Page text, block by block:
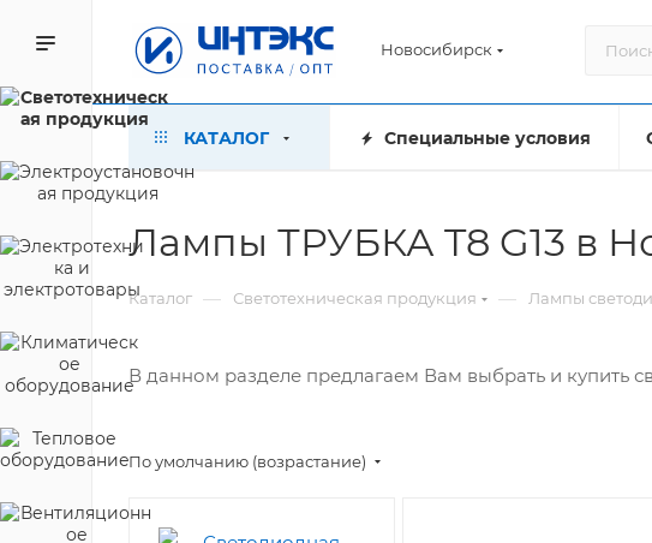
Новосибирск
КАТАЛОГ Специальные условия
Лампы ТРУБКА T8 G13 в
Каталог — Светотехническая продукция — Лампы
В данном разделе предлагаем Вам выбрать и купить
По умолчанию (возрастание)